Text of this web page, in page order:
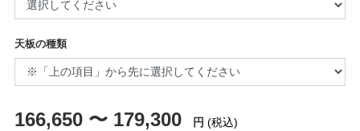
天板の種類
166,650 〜 179,300 円 (税込)